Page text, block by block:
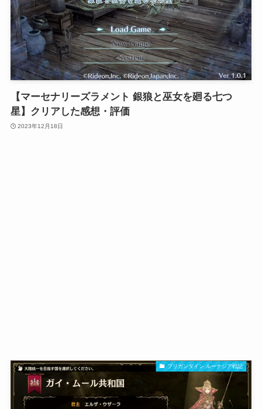
【マーセナリーズラメント 銀狼と巫女を廻る七つ
星】クリアした感想・評価
2023年12月18日
ブリガンダイン ルーナジア戦記